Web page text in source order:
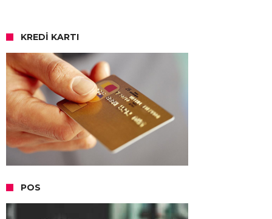
KREDI KARTI
POS